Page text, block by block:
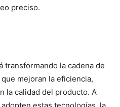
preciso.
transformando la cadena de
mejoran la eficiencia,
la calidad del producto. A